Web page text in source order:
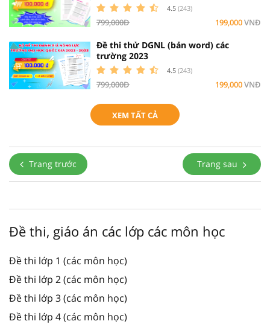
4.5 (243)
799,000Đ 199,000VNĐ
Đề thi thử DGNL (bản word) các
trường 2023
4.5 (243)
799,000Đ 199,000VNĐ
XEM TẤT CẢ
Trang trước Trang sau
Đề thi, giáo án các lớp các môn học
Đề thi lớp 1 (các môn học)
Đề thi lớp 2 (các môn học)
Đề thi lớp 3 (các môn học)
Đề thi lớp 4 (các môn học)